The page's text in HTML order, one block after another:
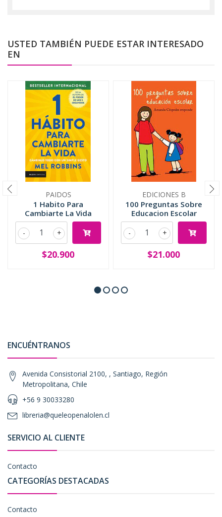
USTED TAMBIÉN PUEDE ESTAR INTERESADO
EN
PAIDOS
1 Habito Para
Cambiarte La Vida
+
-
$20.900
EDICIONES B
100 Preguntas Sobre
Educacion Escolar
+
-
$21.000
ENCUÉNTRANOS
Avenida Consistorial 2100, , Santiago, Región
Metropolitana, Chile
+56 9 30033280
libreria@queleopenalolen.cl
SERVICIO AL CLIENTE
Contacto
CATEGORÍAS DESTACADAS
Contacto